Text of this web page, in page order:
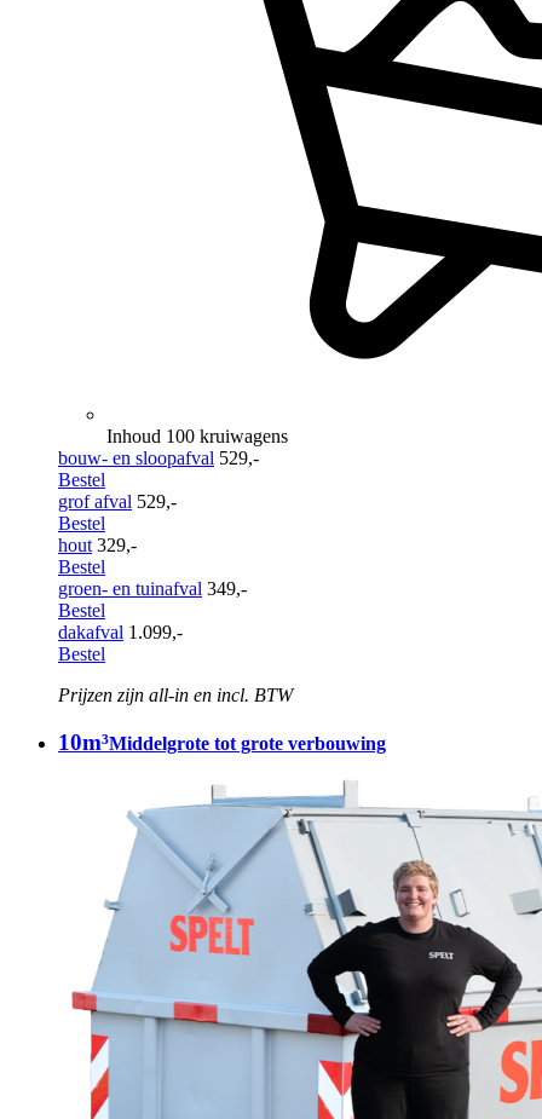
Inhoud 100 kruiwagens
bouw- en sloopafval 529,-
Bestel
grof afval 529,-
Bestel
hout 329,-
Bestel
groen- en tuinafval 349,-
Bestel
dakafval 1.099,-
Bestel
Prijzen zijn all-in en incl. BTW
10m³Middelgrote tot grote verbouwing